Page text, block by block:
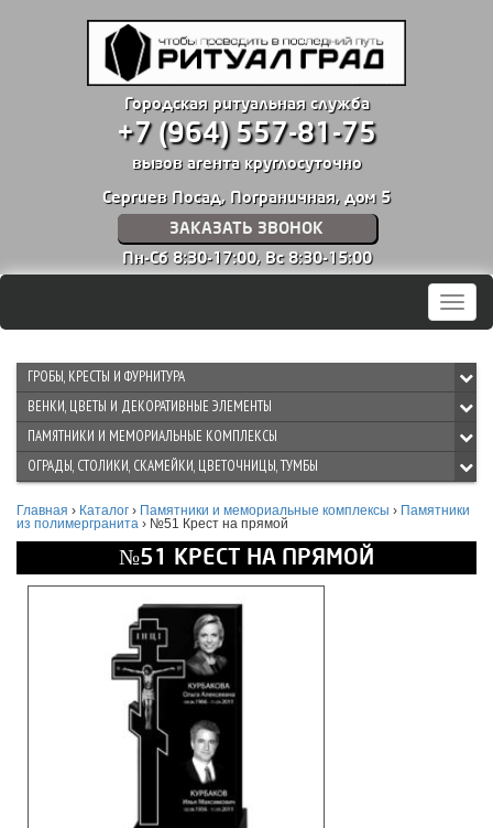
Городская ритуальная служба
+7 (964) 557-81-75
вызов агента круглосуточно
Сергиев Посад, Пограничная, дом 5
ЗАКАЗАТЬ ЗВОНОК
Пн-Сб 8:30-17:00, Вс 8:30-15:00
Меню
ГРОБЫ, КРЕСТЫ И ФУРНИТУРА
ВЕНКИ, ЦВЕТЫ И ДЕКОРАТИВНЫЕ ЭЛЕМЕНТЫ
ПАМЯТНИКИ И МЕМОРИАЛЬНЫЕ КОМПЛЕКСЫ
ОГРАДЫ, СТОЛИКИ, СКАМЕЙКИ, ЦВЕТОЧНИЦЫ, ТУМБЫ
Главная › Каталог › Памятники и мемориальные комплексы › Памятники
из полимергранита › №51 Крест на прямой
№51 КРЕСТ НА ПРЯМОЙ